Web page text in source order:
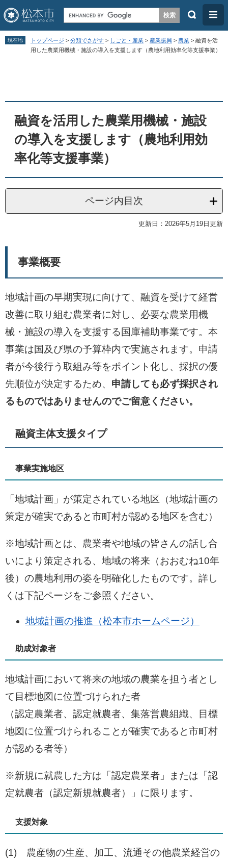
ペ
メ
文
検
メ
ニ
ュ
ー
現在地 トップページ > 分類でさがす > しごと・産業 > 産業振興 > 農業 > 融資を活
用した農業用機械・施設の導入を支援します（農地利用効率化等支援事業）
融資を活用した農業用機械・施設
の導入を支援します（農地利用効
率化等支援事業）
ページ内目次
更新日：2026年5月19日更新
事業概要
地域計画の早期実現に向けて、融資を受けて経営
改善に取り組む農業者に対し、必要な農業用機
械・施設の導入を支援する国庫補助事業です。本
事業は国及び県の予算枠内で実施されます。申請
者が今後行う取組み等をポイント化し、採択の優
先順位が決定するため、 申請しても必ず採択され
るものではありませんのでご留意ください。
融資主体支援タイプ
事業実施地区
「地域計画」が策定されている地区（地域計画の
策定が確実であると市町村が認める地区を含む）
※地域計画とは、農業者や地域の皆さんの話し合
いにより策定される、地域の将来（おおむね10年
後）の農地利用の姿を明確化したものです。詳し
くは下記ページをご参照ください。
地域計画の推進（松本市ホームページ）
助成対象者
地域計画において将来の地域の農業を担う者とし
て目標地図に位置づけられた者
（認定農業者、認定就農者、集落営農組織、目標
地図に位置づけられることが確実であると市町村
が認める者等）
※新規に就農した方は「認定農業者」または「認
定就農者（認定新規就農者）」に限ります。
支援対象
(1) 農産物の生産、加工、流通その他農業経営の